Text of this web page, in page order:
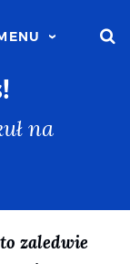
na
zaledwie